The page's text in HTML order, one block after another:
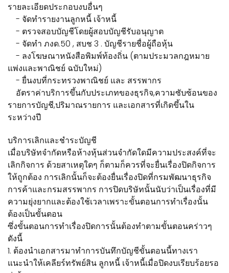
รายละเอียดประกอบงบอื่นๆ
- จัดทำรายงานลูกหนี้ เจ้าหนี้
- ตรวจสอบบัญชีโดยผู้สอบบัญชีรับอนุญาต
- จัดทำ ภงด.50 , สบช 3 . บัญชีรายชื่อผู้ถือหุ้น
- ลงโฆษณาหนังสือพิมพ์ท้องถิ่น (ตามประมวลกฎหมาย
แพ่งและพาณิชย์ ฉบับใหม่)
- ยื่นงบที่กระทรวงพาณิชย์ และ สรรพากร
อัตราค่าบริการขึ้นกับประเภทของธุรกิจ,ความซับซ้อนของ
รายการบัญชี,ปริมาณรายการ และเอกสารที่เกิดขึ้นใน
ระหว่างปี
บริการเลิกและชำระบัญชี
เมื่อบริษัทจำกัดหรือห้างหุ้นส่วนจำกัดใดมีความประสงค์ที่จะ
เลิกกิจการ ด้วยสาเหตุใดๆ ก็ตามก็ควรที่จะยื่นเรื่องปิดกิจการ
ให้ถูกต้อง การเลิกนั้นก็จะต้องยื่นเรื่องปิดที่กรมพัฒนาธุรกิจ
การค้าและกรมสรรพากร การปิดบริษัทนั้นนับว่าเป็นเรื่องที่มี
ความยุ่งยากและต้องใช้เวลาเพราะขั้นตอนการทำเรื่องนั้น
ต้องเป็นขั้นตอน
ซึ่งขั้นตอนการทำเรื่องปิดการนั้นต้องทำตามขั้นตอนคร่าวๆ
ดังนี้
1. ต้องนำเอกสารมาทำการบันทึกบัญชีขั้นตอนนี้ทางเรา
แนะนำให้เคลียร์ทรัพย์สิน ลูกหนี้ เจ้าหนี้เมื่อปิดงบเรียบร้อยรอ